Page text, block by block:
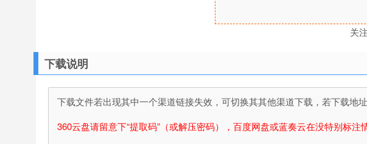
关
下载说明
下载文件若出现其中一个渠道链接失效，可切换其其他渠道下载，若下载地
360云盘请留意下“提取码”（或解压密码），百度网盘或蓝奏云在没特别标注